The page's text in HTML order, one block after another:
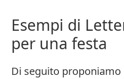
Esempi di
per una festa
Di seguito